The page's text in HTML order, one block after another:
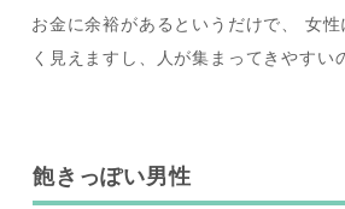
お金に余裕があるというだけで、 女性
く見えますし、人が集まってきやすい
飽きっぽい男性